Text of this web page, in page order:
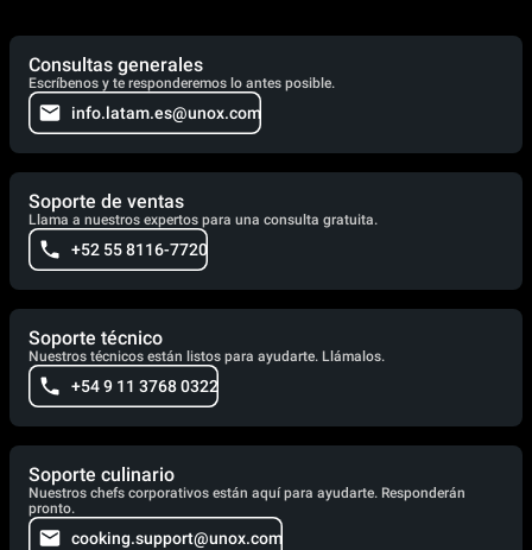
Consultas generales
Escríbenos y te responderemos lo antes posible.
info.latam.es@unox.com
Soporte de ventas
Llama a nuestros expertos para una consulta gratuita.
+52 55 8116-7720
Soporte técnico
Nuestros técnicos están listos para ayudarte. Llámalos.
+54 9 11 3768 0322
Soporte culinario
Nuestros chefs corporativos están aquí para ayudarte. Responderán
pronto.
cooking.support@unox.com